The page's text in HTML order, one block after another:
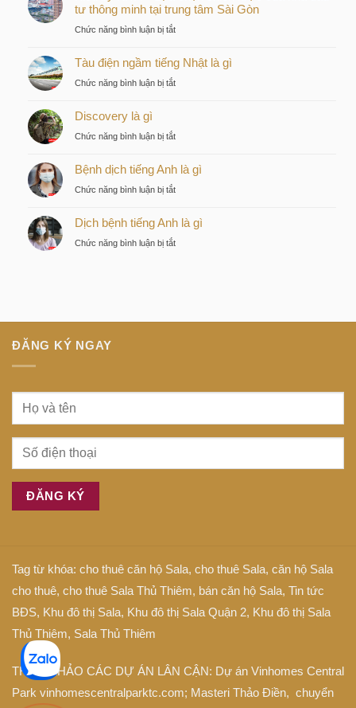
tư thông minh tại trung tâm Sài Gòn
Chức năng bình luận bị tắtở
by
chiến
của
nhà
tư
Tàu điện ngầm tiếng Nhật là gì
Chức năng bình luận bị tắtở
gì
Discovery là gì
Chức năng bình luận bị tắtở
là
Bệnh dịch tiếng Anh là gì
Chức năng bình luận bị tắtở
dịch
Dịch bệnh tiếng Anh là gì
Chức năng bình luận bị tắtở
là
ĐĂNG KÝ NGAY
Tag từ khóa: cho thuê căn hộ Sala, cho thuê Sala, căn hộ Sala
cho thuê, cho thuê Sala Thủ Thiêm, bán căn hộ Sala, Tin tức
BĐS, Khu đô thị Sala, Khu đô thị Sala Quận 2, Khu đô thị Sala
Thủ Thiêm, Sala Thủ Thiêm
THAM KHẢO CÁC DỰ ÁN LÂN CẬN: Dự án Vinhomes Central
Park vinhomescentralparktc.com; Masteri Thảo Điền, chuyển